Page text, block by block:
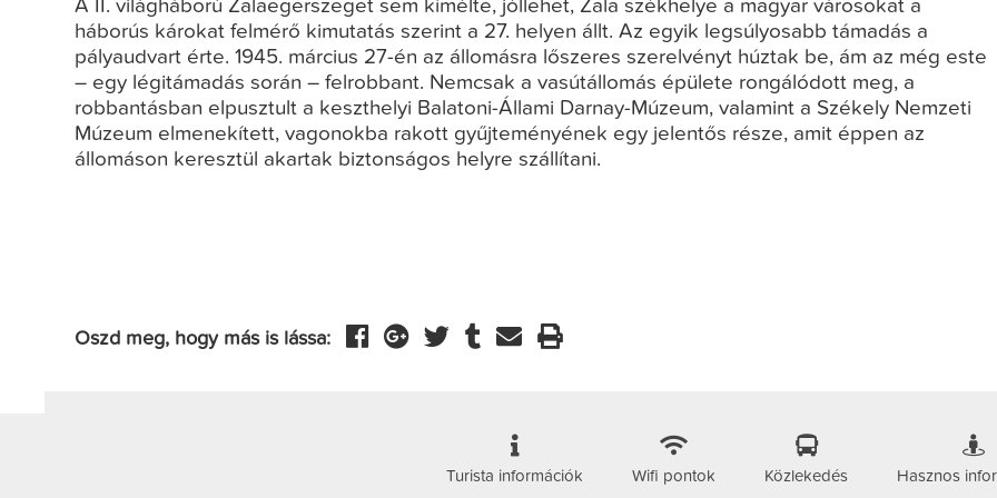
A II. világháború Zalaegerszeget sem kímélte, jóllehet, Zala székhelye a magyar városokat a
háborús károkat felmérő kimutatás szerint a 27. helyen állt. Az egyik legsúlyosabb támadás a
pályaudvart érte. 1945. március 27-én az állomásra lőszeres szerelvényt húztak be, ám az még este
– egy légitámadás során – felrobbant. Nemcsak a vasútállomás épülete rongálódott meg, a
robbantásban elpusztult a keszthelyi Balatoni-Állami Darnay-Múzeum, valamint a Székely Nemzeti
Múzeum elmenekített, vagonokba rakott gyűjteményének egy jelentős része, amit éppen az
állomáson keresztül akartak biztonságos helyre szállítani.
Oszd meg, hogy más is lássa:
Turista információk Wifi pontok Közlekedés Hasznos